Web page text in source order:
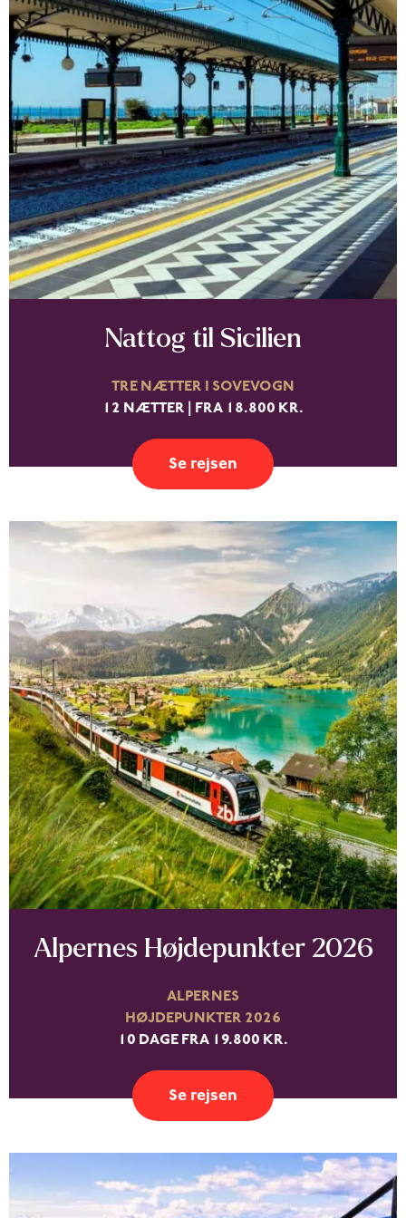
Nattog til Sicilien
TRE NÆTTER I SOVEVOGN
12 NÆTTER | FRA 18.800 KR.
Se rejsen
Alpernes Højdepunkter 2026
ALPERNES
HØJDEPUNKTER 2026
10 DAGE FRA 19.800 KR.
Se rejsen